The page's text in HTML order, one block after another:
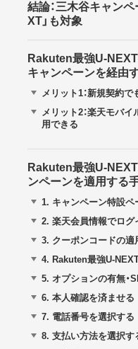
結論：三木谷キャン
XT」も対象
Rakuten最強U-
キャンペーンを経由
メリット1：新規契約で
メリット2：楽天モバイ
用できる
Rakuten最強U-
ンペーンを適用する
1. キャンペーン特設ペ
2. 楽天会員情報でログ
3. クーポンコードの適
4. Rakuten最強U-
5. オプションの有無・
6. 本人確認を済ませる
7. 電話番号を選択する
8. 支払い方法を選択す